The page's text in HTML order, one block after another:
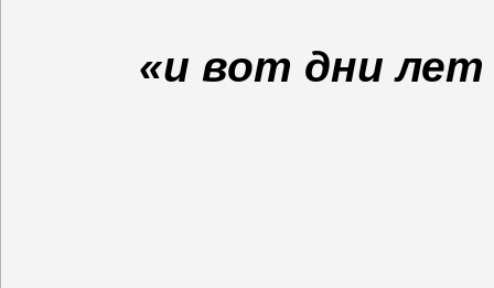
«и вот дни лет